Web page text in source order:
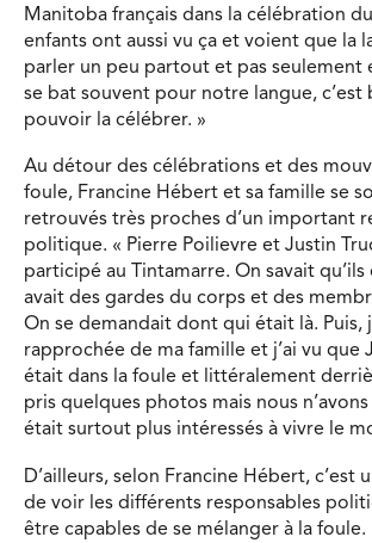
Manitoba français dans la célébration
enfants ont aussi vu ça et voient que la
parler un peu partout et pas seulement
se bat souvent pour notre langue, c’est
pouvoir la célébrer. »
Au détour des célébrations et des
foule, Francine Hébert et sa famille se
retrouvés très proches d’un important
politique. « Pierre Poilievre et Justin
participé au Tintamarre. On savait qu’ils
avait des gardes du corps et des
On se demandait dont qui était là. Puis,
rapprochée de ma famille et j’ai vu que
était dans la foule et littéralement
pris quelques photos mais nous
était surtout plus intéressés à vivre le
D’ailleurs, selon Francine Hébert, c’est
de voir les différents responsables
être capables de se mélanger à la foule.